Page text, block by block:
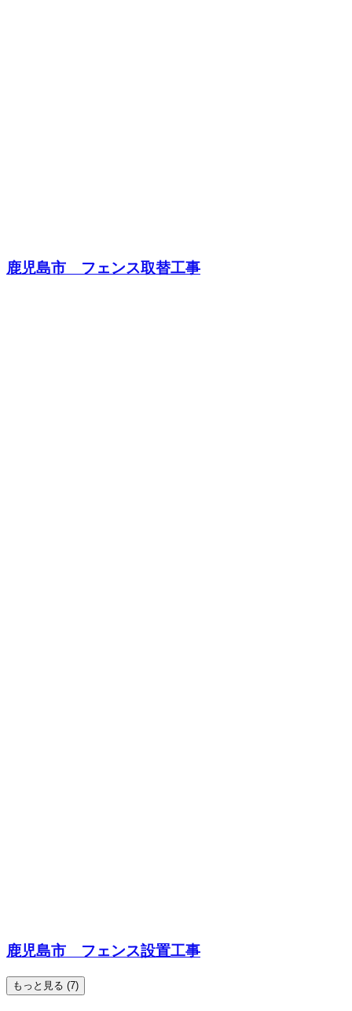
鹿児島市 フェンス取替工事
鹿児島市 フェンス設置工事
もっと見る (7)